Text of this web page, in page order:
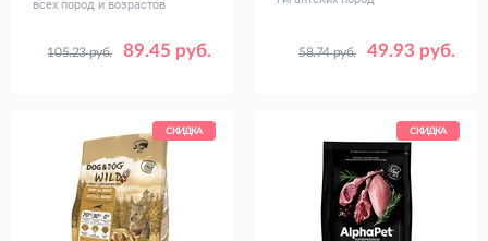
всех пород и возрастов
89.45 руб.
105.23 руб.
Вес, кг 2 11.4
49.93 руб.
58.74 руб.
Вес, кг 2.5 12
СКИДКА СКИДКА